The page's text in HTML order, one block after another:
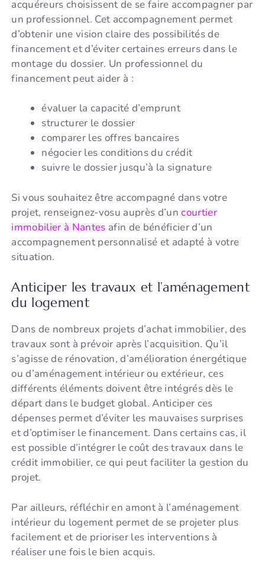
acquéreurs choisissent de se faire accompagner par
un professionnel. Cet accompagnement permet
d’obtenir une vision claire des possibilités de
financement et d’éviter certaines erreurs dans le
montage du dossier. Un professionnel du
financement peut aider à :
évaluer la capacité d’emprunt
structurer le dossier
comparer les offres bancaires
négocier les conditions du crédit
suivre le dossier jusqu’à la signature
Si vous souhaitez être accompagné dans votre
projet, renseignez-vosu auprès d’uncourtier
immobilier à Nantes afin de bénéficier d’un
accompagnement personnalisé et adapté à votre
situation.
Anticiper les travaux et l’aménagement
du logement
Dans de nombreux projets d’achat immobilier, des
travaux sont à prévoir après l’acquisition. Qu’il
s’agisse de rénovation, d’amélioration énergétique
ou d’aménagement intérieur ou extérieur, ces
différents éléments doivent être intégrés dès le
départ dans le budget global. Anticiper ces
dépenses permet d’éviter les mauvaises surprises
et d’optimiser le financement. Dans certains cas, il
est possible d’intégrer le coût des travaux dans le
crédit immobilier, ce qui peut faciliter la gestion du
projet.
Par ailleurs, réfléchir en amont à l’aménagement
intérieur du logement permet de se projeter plus
facilement et de prioriser les interventions à
réaliser une fois le bien acquis.